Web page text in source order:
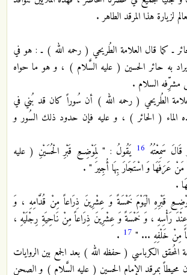
لزيارة هذا المرقد الطاهر .
ـ كما قال العلامة الطُريحي ( رحمه الله ) ـ : هو في
به حائر الحسين ( عليه السَّلام ) ، و هو ما حواه
مشرِّفه السلام .
الطُريحي ( رحمه الله ) أن سُوراً كان قد بُني في
الماء ( الحائر ) ، و عليه فإن حدود ذلك السُور و
سَمِعْتُهُ 16 يَقُولُ : " لِمَوْضِعِ قَبْرِ الْحُسَيْنِ ( عليه
عَرَفَهَا وَ اسْتَجَارَ بِهَا أُجِيرَ " .
.
قَبْرِهِ الْيَوْمَ خَمْسَةً وَ عِشْرِينَ ذِرَاعاً مِنْ قُدَّامِهِ ، وَ
رَأْسِهِ ، وَ خَمْسَةً وَ عِشْرِينَ ذِرَاعاً مِنْ نَاحِيَةِ رِجْلَيْهِ ،
مِنْ خَلْفِهِ ... " 17
.
الكرباسي ( حفظه الله ) بعد الجمع بين الروايات
بمرقد الإمام الحسين ( عليه السَّلام ) و الصحن